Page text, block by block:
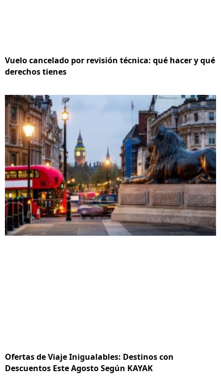
Vuelo cancelado por revisión técnica: qué hacer y qué
derechos tienes
Ofertas de Viaje Inigualables: Destinos con
Descuentos Este Agosto Según KAYAK